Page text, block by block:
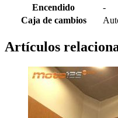
Encendido
-
Caja de cambios
Artículos